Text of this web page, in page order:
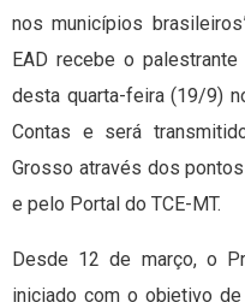
nos municípios
EAD recebe o
desta quarta-feira (19/9)
Contas e será
Grosso através dos
e pelo Portal do TCE-MT.
Desde 12 de março, o
iniciado com o objetivo